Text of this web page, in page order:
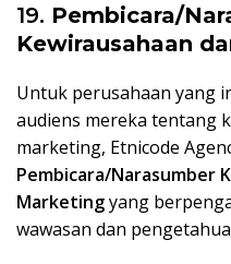
19. Pembicara/
Kewirausahaan
Untuk perusahaan yang
audiens mereka tentang
marketing, Etnicode
Pembicara/Narasumber
Marketingyang
wawasan dan